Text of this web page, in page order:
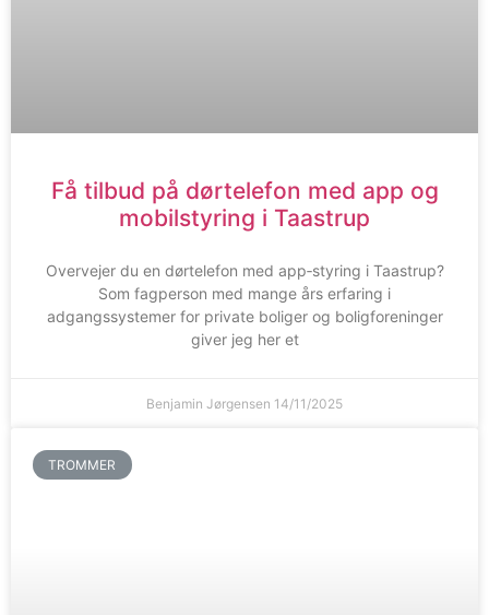
Få tilbud på dørtelefon med app og
mobilstyring i Taastrup
Overvejer du en dørtelefon med app‑styring i Taastrup?
Som fagperson med mange års erfaring i
adgangssystemer for private boliger og boligforeninger
giver jeg her et
Benjamin Jørgensen 14/11/2025
TROMMER